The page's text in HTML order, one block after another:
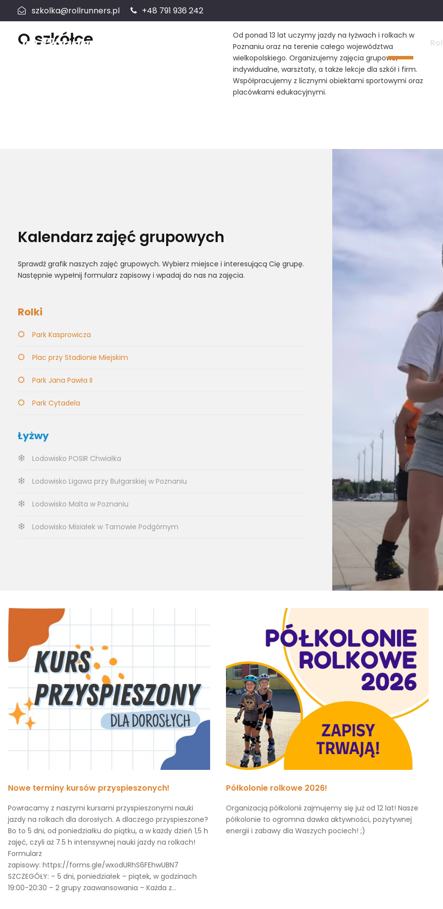
szkolka@rollrunners.pl +48 791 936 242
Home
O szkółce
Od ponad 13 lat uczymy jazdy na łyżwach i rolkach w
Poznaniu oraz na terenie całego województwa
wielkopolskiego. Organizujemy zajęcia grupowe,
indywidualne, warsztaty, a także lekcje dla szkół i firm.
Współpracujemy z licznymi obiektami sportowymi oraz
placówkami edukacyjnymi.
Kalendarz zajęć grupowych
Sprawdź grafik naszych zajęć grupowych. Wybierz miejsce i interesującą Cię grupę.
Następnie wypełnij formularz zapisowy i wpadaj do nas na zajęcia.
Rolki
Park Kasprowicza
Plac przy Stadionie Miejskim
Park Jana Pawła II
Park Cytadela
Łyżwy
Lodowisko POSIR Chwiałka
Lodowisko Ligawa przy Bułgarskiej w Poznaniu
Lodowisko Malta w Poznaniu
Lodowisko Misiałek w Tarnowie Podgórnym
Nowe terminy kursów przyspieszonych!
Powracamy z naszymi kursami przyspieszonymi nauki
jazdy na rolkach dla dorosłych. A dlaczego przyspieszone?
Bo to 5 dni, od poniedziałku do piątku, a w każdy dzień 1,5 h
zajęć, czyli aż 7.5 h intensywnej nauki jazdy na rolkach!
Formularz
zapisowy: https://forms.gle/wxodURhS6FEhwUBN7
SZCZEGÓŁY: – 5 dni, poniedziałek – piątek, w godzinach
19:00-20:30 – 2 grupy zaawansowania – Każda z...
Półkolonie rolkowe 2026!
Organizacją półkolonii zajmujemy się już od 12 lat! Nasze
półkolonie to ogromna dawka aktywności, pozytywnej
energii i zabawy dla Waszych pociech! ;)